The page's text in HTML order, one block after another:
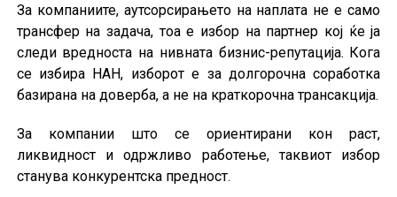
За компаниите, аутсорсирањето на наплата не е само
трансфер на задача, тоа е избор на партнер кој ќе ја
следи вредноста на нивната бизнис-репутација. Кога
се избира НАН, изборот е за долгорочна соработка
базирана на доверба, а не на краткорочна трансакција.
За компании што се ориентирани кон раст,
ликвидност и одржливо работење, таквиот избор
станува конкурентска предност.